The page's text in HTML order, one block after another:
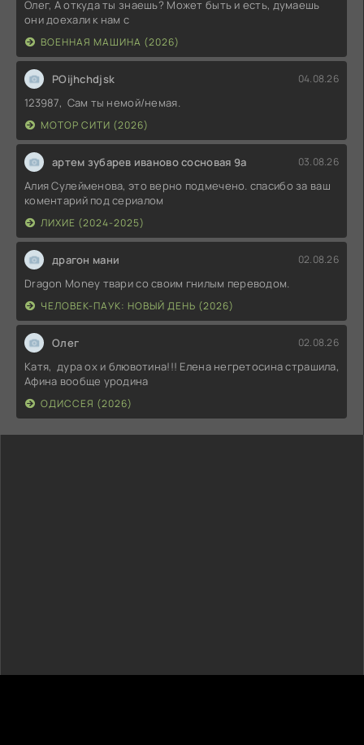
Олег, А откуда ты знаешь? Может быть и есть, думаешь
они доехали к нам с
ВОЕННАЯ МАШИНА (2026)
POijhchdjsk 04.08.26
123987, Сам ты немой/немая.
МОТОР СИТИ (2026)
артем зубарев иваново сосновая 9а 03.08.26
Алия Сулейменова, это верно подмечено. спасибо за ваш
коментарий под сериалом
ЛИХИЕ (2024-2025)
драгон мани 02.08.26
Dragon Money твари со своим гнилым переводом.
ЧЕЛОВЕК-ПАУК: НОВЫЙ ДЕНЬ (2026)
Олег 02.08.26
Катя, дура ох и блювотина!!! Елена негретосина страшила,
Афина вообще уродина
ОДИССЕЯ (2026)